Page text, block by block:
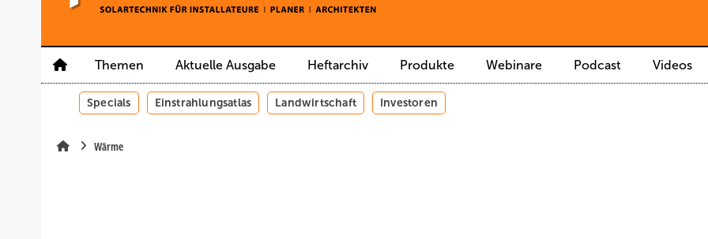
Themen Aktuelle Ausgabe Heftarchiv Produkte Webinare Podcast Videos
Specials Einstrahlungsatlas Landwirtschaft Investoren
Wärme